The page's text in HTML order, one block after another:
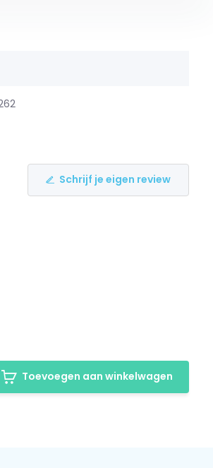
Schrijf je eigen review
Toevoegen aan winkelwagen